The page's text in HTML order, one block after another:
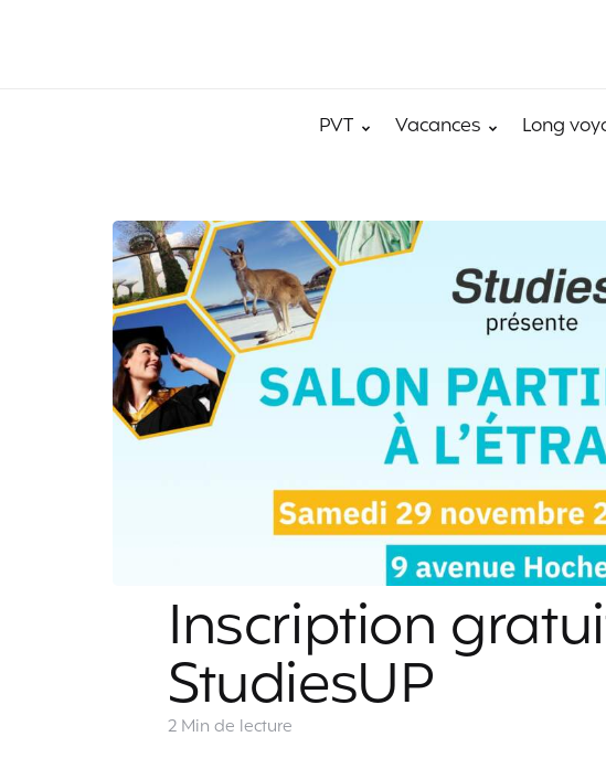
PVT Vacances Long
Inscription
StudiesUP
2 Min de lecture